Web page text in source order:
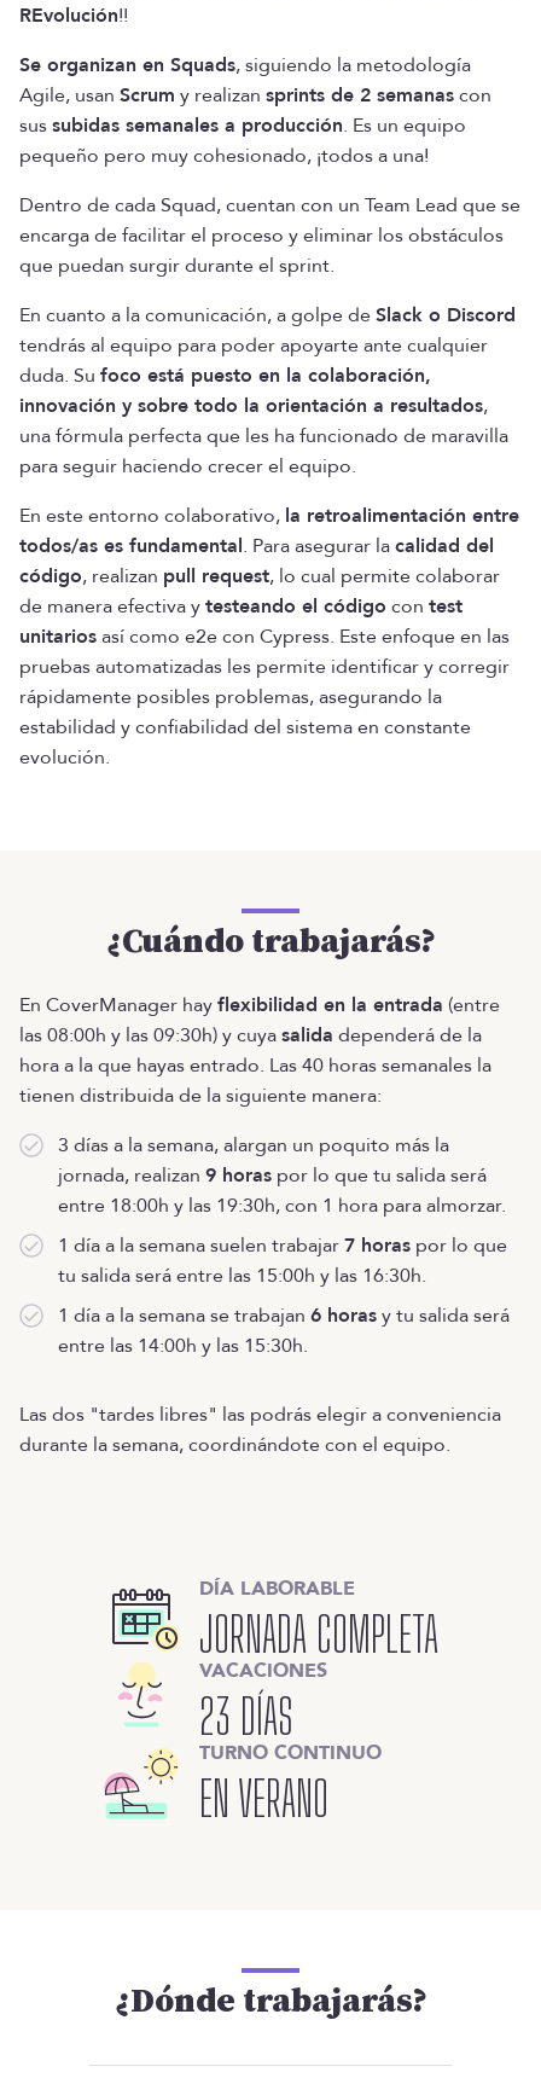
REvolución!!
Se organizan en Squads, siguiendo la metodología
Agile, usan Scrum y realizan sprints de 2 semanascon
sussubidas semanales a producción. Es un equipo
pequeño pero muy cohesionado, ¡todos a una!
Dentro de cada Squad, cuentan con un Team Lead que se
encarga de facilitar el proceso y eliminar los obstáculos
que puedan surgir durante el sprint.
En cuanto a la comunicación, a golpe deSlack o Discord
tendrás al equipo para poder apoyarte ante cualquier
duda. Su foco está puesto en la colaboración,
innovación y sobre todo la orientación a resultados,
una fórmula perfecta que les ha funcionado de maravilla
para seguir haciendo crecer el equipo.
En este entorno colaborativo, la retroalimentación entre
todos/as es fundamental. Para asegurar lacalidad del
código, realizan pull request, lo cual permite colaborar
de manera efectiva ytesteando el código con test
unitariosasí como e2e con Cypress. Este enfoque en las
pruebas automatizadas les permite identificar y corregir
rápidamente posibles problemas, asegurando la
estabilidad y confiabilidad del sistema en constante
evolución.
¿Cuándo trabajarás?
En CoverManager hayflexibilidad en la entrada (entre
las 08:00h y las 09:30h) y cuyasalida dependerá de la
hora a la que hayas entrado. Las 40 horas semanales la
tienen distribuida de la siguiente manera:
3 días a la semana, alargan un poquito más la
jornada, realizan 9 horas por lo que tu salida será
entre 18:00h y las 19:30h, con 1 hora para almorzar.
1 día a la semana suelen trabajar7 horas por lo que
tu salida será entre las 15:00h y las 16:30h.
1 día a la semana se trabajan 6 horasy tu salida será
entre las 14:00h y las 15:30h.
Las dos "tardes libres" las podrás elegir a conveniencia
durante la semana, coordinándote con el equipo.
DÍA LABORABLE
JORNADA COMPLETA
VACACIONES
23 DÍAS
TURNO CONTINUO
EN VERANO
¿Dónde trabajarás?